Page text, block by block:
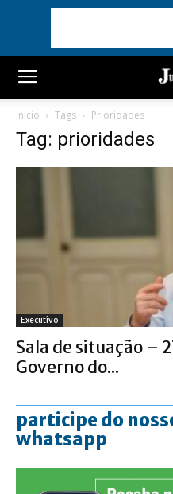
Início Tags Prioridades
Tag: prioridades
Executivo
Sala de situação –
Governo do...
participe do
whatsapp